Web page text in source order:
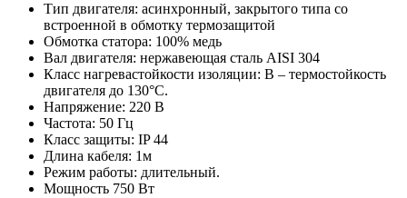
Тип двигателя: асинхронный, закрытого типа со
встроенной в обмотку термозащитой
Обмотка статора: 100% медь
Вал двигателя: нержавеющая сталь AISI 304
Класс нагревастойкости изоляции: В – термостойкость
двигателя до 130°C.
Напряжение: 220 В
Частота: 50 Гц
Класс защиты: IP 44
Длина кабеля: 1м
Режим работы: длительный.
Мощность 750 Вт